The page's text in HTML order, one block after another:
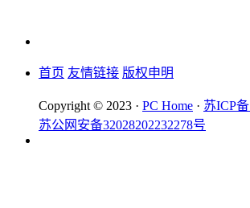
首页 友情链接 版权申明
Copyright © 2023 · PC Home · 苏ICP
苏公网安备32028202232278号